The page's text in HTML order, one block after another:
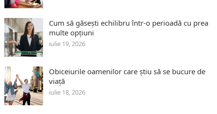
Cum să găsești echilibru într-o perioadă cu prea
multe opțiuni
iulie 19, 2026
Obiceiurile oamenilor care știu să se bucure de
viață
iulie 18, 2026